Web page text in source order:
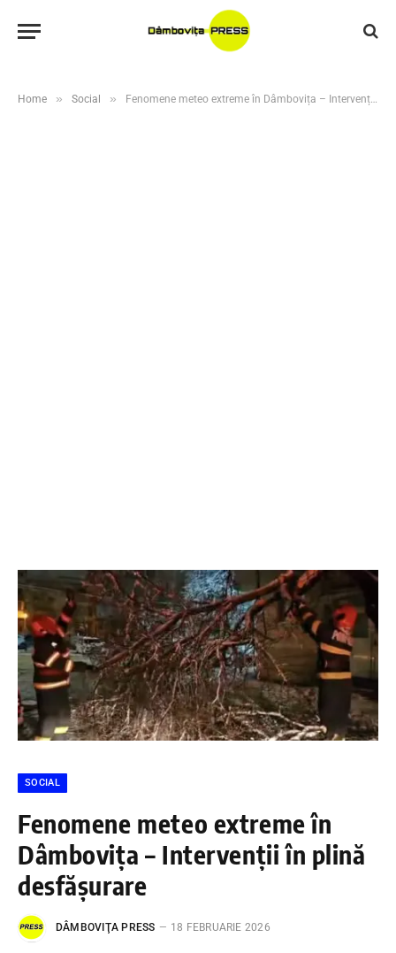
Home » Social » Fenomene meteo extreme în Dâmbovița – Intervenții în plină desfășurare
SOCIAL
Fenomene meteo extreme în
Dâmbovița – Intervenții în plină
desfășurare
DÂMBOVIŢA PRESS 18 FEBRUARIE 2026